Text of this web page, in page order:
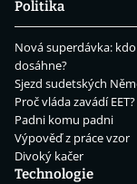
Politika
Nová superdávka:
dosáhne?
Sjezd sudetských
Proč vláda zavádí EET?
Padni komu padni
Výpověď z práce vzor
Divoký kačer
Technologie